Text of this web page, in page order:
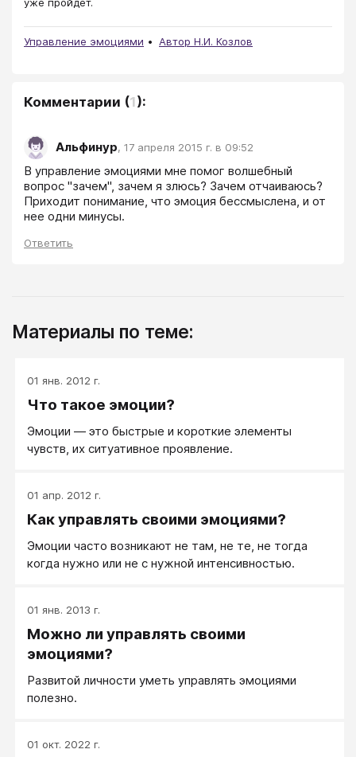
Управление эмоциями Автор Н.И. Козлов
Комментарии (1):
Альфинур, 17 апреля 2015 г. в 09:52
В управление эмоциями мне помог волшебный
вопрос "зачем", зачем я злюсь? Зачем отчаиваюсь?
Приходит понимание, что эмоция бессмыслена, и от
нее одни минусы.
Ответить
Материалы по теме:
01 янв. 2012 г.
Что такое эмоции?
Эмоции — это быстрые и короткие элементы
чувств, их ситуативное проявление.
01 апр. 2012 г.
Как управлять своими эмоциями?
Эмоции часто возникают не там, не те, не тогда
когда нужно или не с нужной интенсивностью.
01 янв. 2013 г.
Можно ли управлять своими
эмоциями?
Развитой личности уметь управлять эмоциями
полезно.
01 окт. 2022 г.